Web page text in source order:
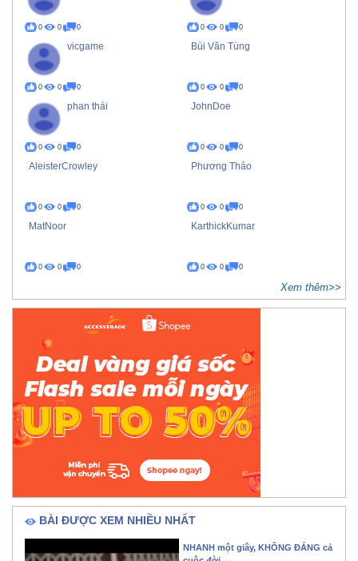
0 0 0 0 0 0
vicgame
0 0 0
Bùi Văn Tùng
0 0 0
phan thái
0 0 0
JohnDoe
0 0 0
AleisterCrowley
0 0 0
Phương Thảo
0 0 0
MatNoor
0 0 0
KarthickKumar
0 0 0
Xem thêm>>
BÀI ĐƯỢC XEM NHIỀU NHẤT
NHANH một giây, KHÔNG ĐÁNG cả